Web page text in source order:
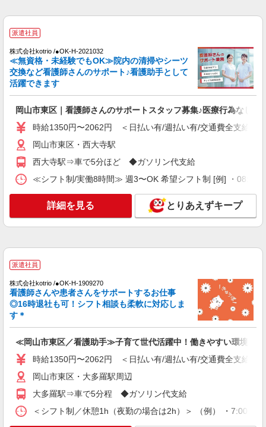
株式会社ニッソーネット岡山支社
方：時給1350円〜1687円
岡山県岡山市東区
キープ 詳細を見る
派遣社員
株式会社ニッソーネット岡山支社
クリニックの看護助手（資格必須）
初任者以上：時給1450円〜1812円
岡山県岡山市東区
キープ 詳細を見る
方：時給1350円〜1687円
岡山県岡山市東区
詳細を見る
派遣社員
株式会社kotrio /●OK-H-2021032
≪無資格・未経験でもOK≫院内の清掃やシーツ
交換など看護師さんのサポート♪看護助手として
活躍できます
岡山市東区｜看護師さんのサポートスタッフ募集♪医療行為なし
時給1350円〜2062円 ＜日払い有/週払い有/交通費全支給(ガ
岡山市東区・西大寺駅
西大寺駅⇒車で5分ほど ◆ガソリン代支給
≪シフト制/実働8時間≫ 週3〜OK 希望シフト制 [例] ・
詳細を見る とりあえずキープ
派遣社員
株式会社kotrio /●OK-H-1909270
看護師さんや患者さんをサポートするお仕事
◎16時退社も可！シフト相談も柔軟に対応しま
す＊
≪岡山市東区／看護助手≫子育て世代活躍中！働きやすい環境♪
時給1350円〜2062円 ＜日払い有/週払い有/交通費全支給(ガ
岡山市東区・大多羅駅周辺
大多羅駅⇒車で5分程 ◆ガソリン代支給
＜シフト制／休憩1h（夜勤の場合は2h）＞ （例） ・7:00